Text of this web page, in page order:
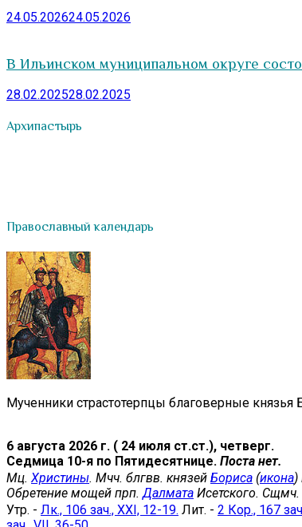
24.05.202624.05.2026
В Ильинском муниципальном округе
28.02.202528.02.2025
Архипастырь
Православный календарь
Мученники страстотерпцы благоверные князья
6 августа 2026 г. ( 24 июля ст.ст.), четверг.
Седмица 10-я по Пятидесятнице. Поста нет.
Мц. Христины. Мчч. блгвв. князей Бориса (икона)
Обретение мощей прп. Далмата Исетского. Сщмч.
Утр. - Лк., 106 зач., XXI, 12-19. Лит. - 2 Кор., 167